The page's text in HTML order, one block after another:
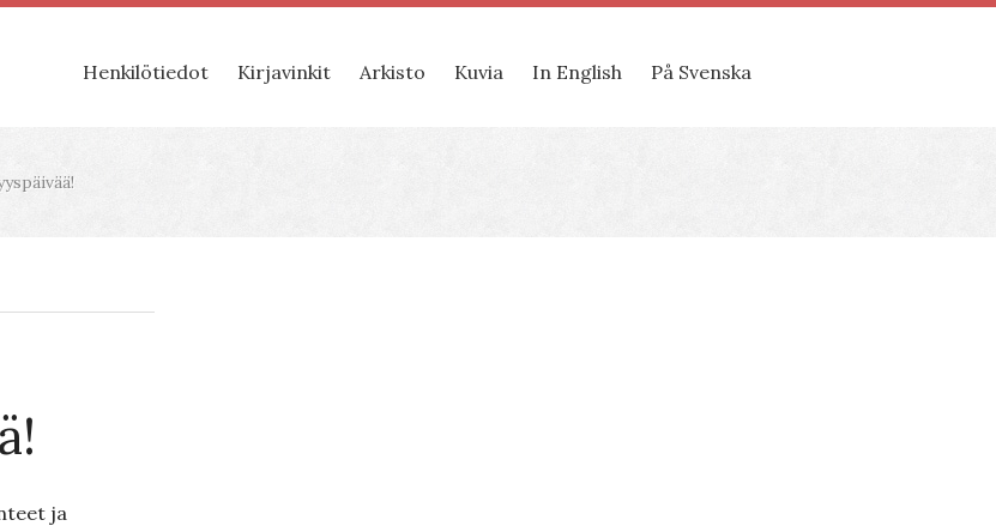
Henkilötiedot Kirjavinkit Arkisto Kuvia In English På Svenska
ja